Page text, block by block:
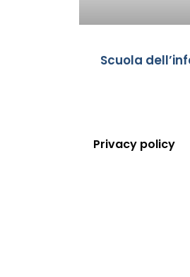
Scuola
Privacy policy